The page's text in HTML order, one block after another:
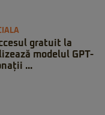
gratuit la
modelul GPT-
...